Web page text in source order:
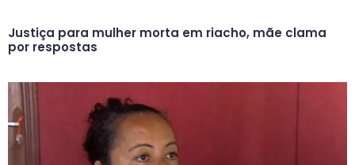
Justiça para mulher morta em riacho, mãe clama
por respostas